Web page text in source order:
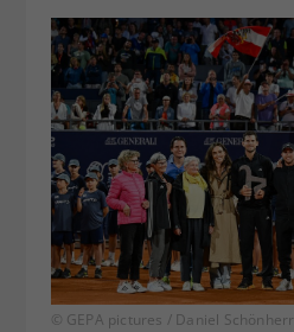
© GEPA pictures / Daniel Schönherr